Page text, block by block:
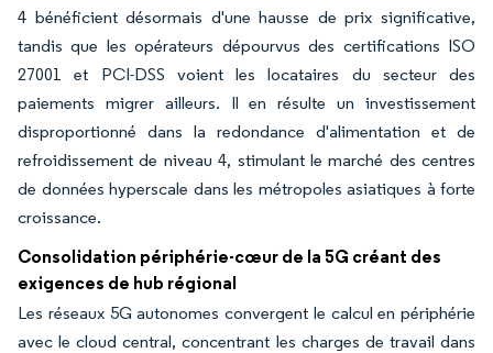
4 bénéficient désormais d'une hausse de prix significative,
tandis que les opérateurs dépourvus des certifications ISO
27001 et PCI-DSS voient les locataires du secteur des
paiements migrer ailleurs. Il en résulte un investissement
disproportionné dans la redondance d'alimentation et de
refroidissement de niveau 4, stimulant le marché des centres
de données hyperscale dans les métropoles asiatiques à forte
croissance.
Consolidation périphérie-cœur de la 5G créant des
exigences de hub régional
Les réseaux 5G autonomes convergent le calcul en périphérie
avec le cloud central, concentrant les charges de travail dans